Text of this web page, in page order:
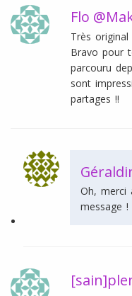
Flo
Très
Bravo pour
parcouru
sont
partages !!
Oh, merci
message